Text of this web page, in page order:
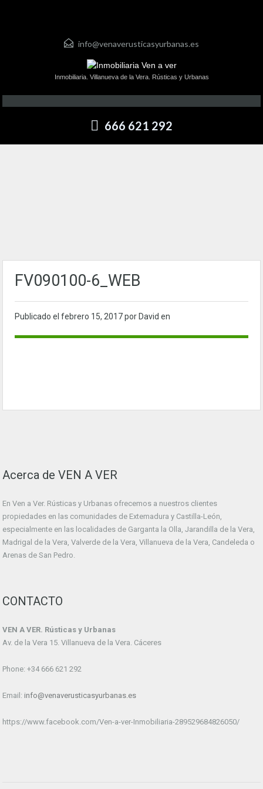
info@venaverusticasyurbanas.es
Inmobiliaria. Villanueva de la Vera. Rústicas y Urbanas
666 621 292
FV090100-6_WEB
Publicado el febrero 15, 2017por David en
Acerca de VEN A VER
En Ven a Ver. Rústicas y Urbanas ofrecemos a nuestros clientes
propiedades en las comunidades de Extemadura y Castilla-León,
especialmente en las localidades de Garganta la Olla, Jarandilla de la Vera,
Madrigal de la Vera, Valverde de la Vera, Villanueva de la Vera, Candeleda o
Arenas de San Pedro.
CONTACTO
VEN A VER. Rústicas y Urbanas
Av. de la Vera 15. Villanueva de la Vera. Cáceres
Phone: +34 666 621 292
Email: info@venaverusticasyurbanas.es
https://www.facebook.com/Ven-a-ver-Inmobiliaria-289529684826050/